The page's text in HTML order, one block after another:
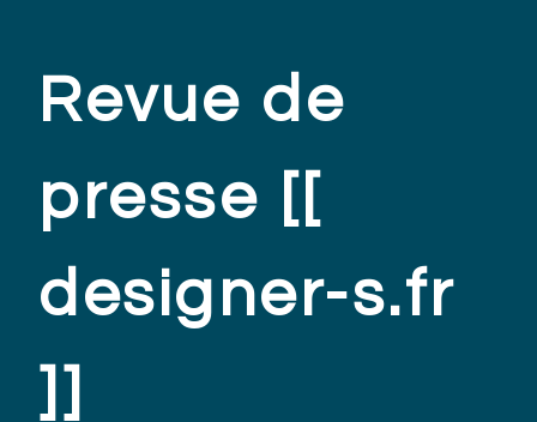
Revue de
presse [[
designer-s.fr
]]